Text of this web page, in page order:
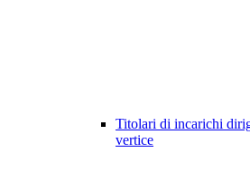
Titolari di incarichi
vertice